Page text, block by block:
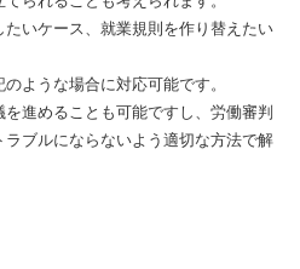
いケース、就業規則を作り替えたい
ような場合に対応可能です。
進めることも可能ですし、労働審判
ブルにならないよう適切な方法で解